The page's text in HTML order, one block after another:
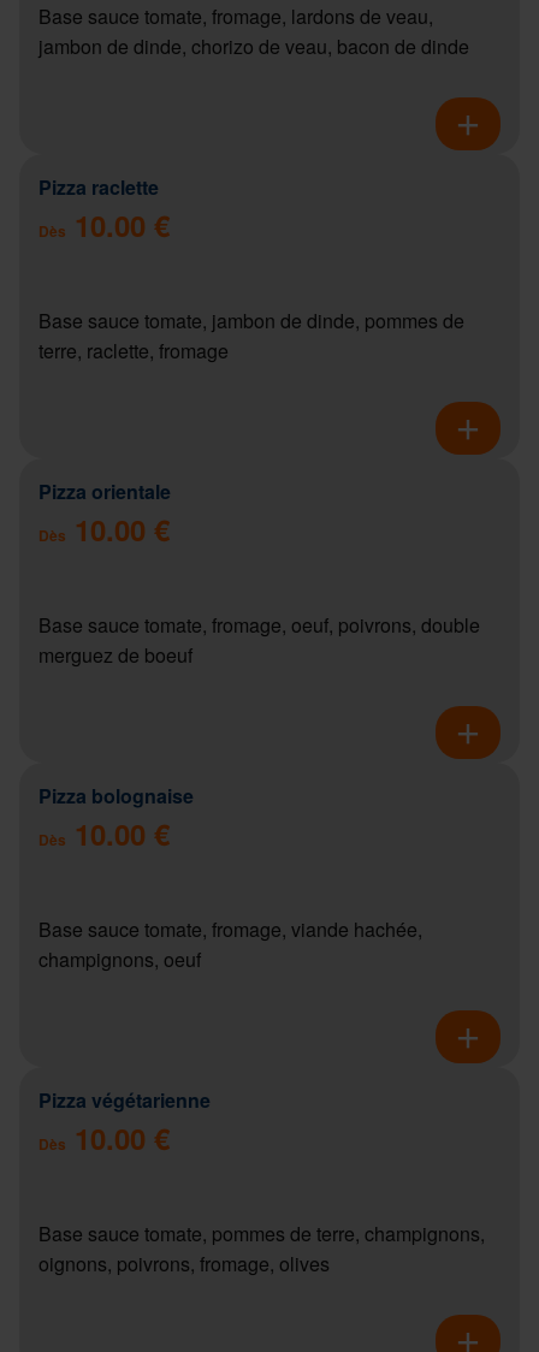
Base sauce tomate, fromage, lardons de veau,
jambon de dinde, chorizo de veau, bacon de dinde
Pizza raclette
Dès 10.00 €
Base sauce tomate, jambon de dinde, pommes de
terre, raclette, fromage
Pizza orientale
Dès 10.00 €
Base sauce tomate, fromage, oeuf, poivrons, double
merguez de boeuf
Pizza bolognaise
Dès 10.00 €
Base sauce tomate, fromage, viande hachée,
champignons, oeuf
Pizza végétarienne
Dès 10.00 €
Base sauce tomate, pommes de terre, champignons,
oignons, poivrons, fromage, olives